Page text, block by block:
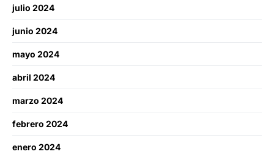
julio 2024
junio 2024
mayo 2024
abril 2024
marzo 2024
febrero 2024
enero 2024